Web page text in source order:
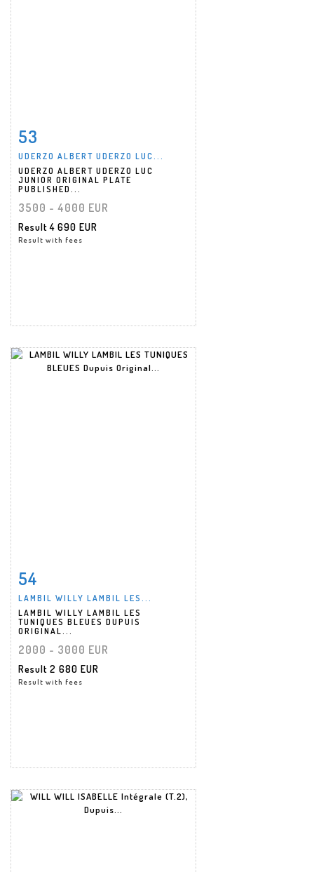
53
UDERZO ALBERT UDERZO LUC...
UDERZO ALBERT UDERZO LUC
JUNIOR ORIGINAL PLATE
PUBLISHED...
3500 - 4000 EUR
Result4 690 EUR
Result with fees
54
LAMBIL WILLY LAMBIL LES...
LAMBIL WILLY LAMBIL LES
TUNIQUES BLEUES DUPUIS
ORIGINAL...
2000 - 3000 EUR
Result 2 680 EUR
Result with fees